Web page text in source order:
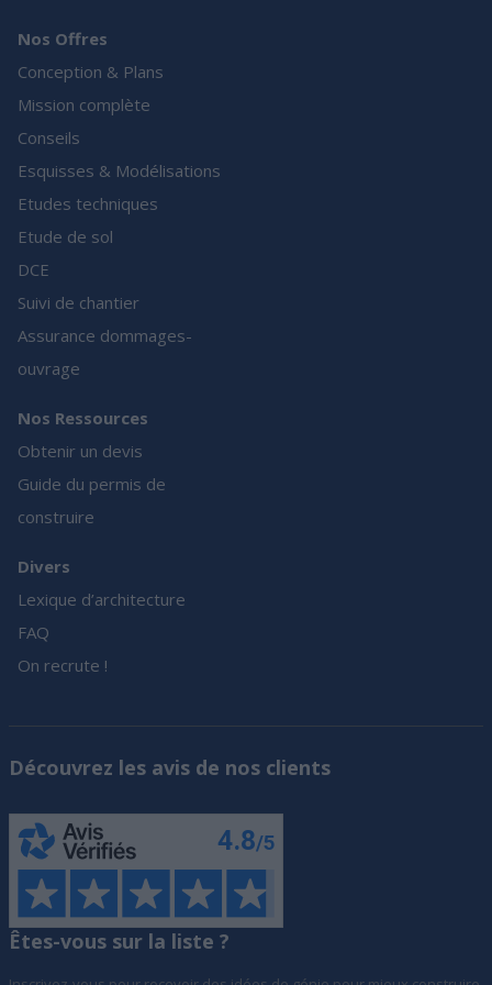
Nos Offres
Conception & Plans
Mission complète
Conseils
Esquisses & Modélisations
Etudes techniques
Etude de sol
DCE
Suivi de chantier
Assurance dommages-
ouvrage
Nos Ressources
Obtenir un devis
Guide du permis de
construire
Divers
Lexique d’architecture
FAQ
On recrute !
Découvrez les avis de nos clients
Êtes-vous sur la liste ?